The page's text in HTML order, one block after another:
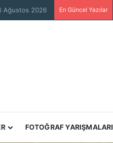
Ağustos 2026 En Güncel Yazılar
FOTOĞRAF YARIŞMALARI